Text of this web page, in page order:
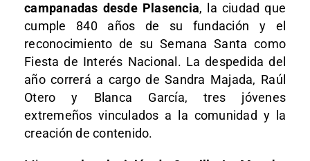
campanadas desde Plasencia, la ciudad que
cumple 840 años de su fundación y el
reconocimiento de su Semana Santa como
Fiesta de Interés Nacional. La despedida del
año correrá a cargo de Sandra Majada, Raúl
Otero y Blanca García, tres jóvenes
extremeños vinculados a la comunidad y la
creación de contenido.